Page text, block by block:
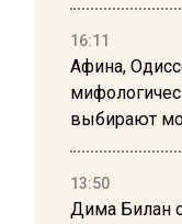
16:11
Афина,
выбирают
13:50
Дима Билан